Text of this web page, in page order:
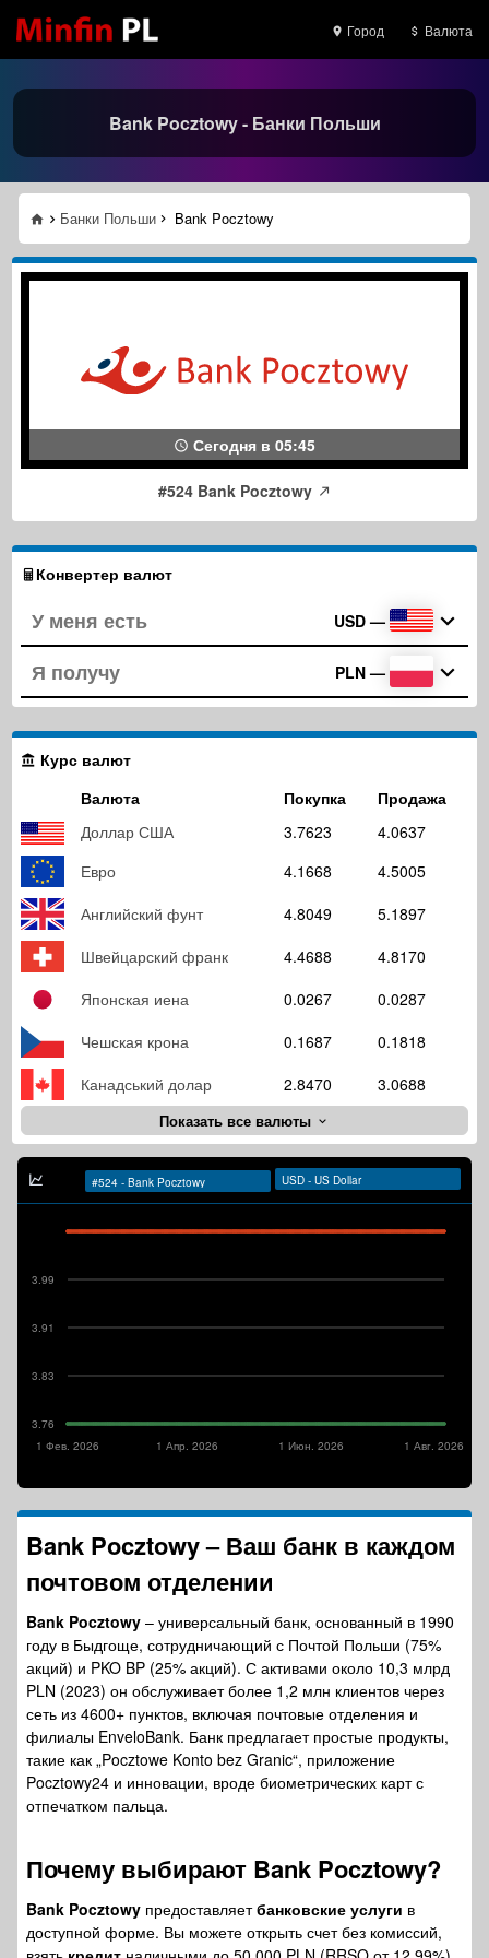
Город Валюта
Bank Pocztowy - Банки Польши
Банки Польши Bank Pocztowy
Сегодня в 05:45
#524 Bank Pocztowy
Конвертер валют
USD —
PLN —
Курс валют
Валюта
Покупка
Продажа
Доллар США
3.7623
4.0637
Евро
4.1668
4.5005
Английский фунт
4.8049
5.1897
Швейцарский франк
4.4688
4.8170
Японская иена
0.0267
0.0287
Чешская крона
0.1687
0.1818
Канадський долар
2.8470 3.0688
Показать все валюты
3.76
3.83
3.91
3.99
1 Авг. 2026
1 Июн. 2026
1 Апр. 2026
1 Фев. 2026
Bank Pocztowy – Ваш банк в каждом
почтовом отделении
Bank Pocztowy – универсальный банк, основанный в 1990
году в Быдгоще, сотрудничающий с Почтой Польши (75%
акций) и PKO BP (25% акций). С активами около 10,3 млрд
PLN (2023) он обслуживает более 1,2 млн клиентов через
сеть из 4600+ пунктов, включая почтовые отделения и
филиалы EnveloBank. Банк предлагает простые продукты,
такие как „Pocztowe Konto bez Granic“, приложение
Pocztowy24 и инновации, вроде биометрических карт с
отпечатком пальца.
Почему выбирают Bank Pocztowy?
Bank Pocztowy предоставляетбанковские услуги в
доступной форме. Вы можете открыть счет без комиссий,